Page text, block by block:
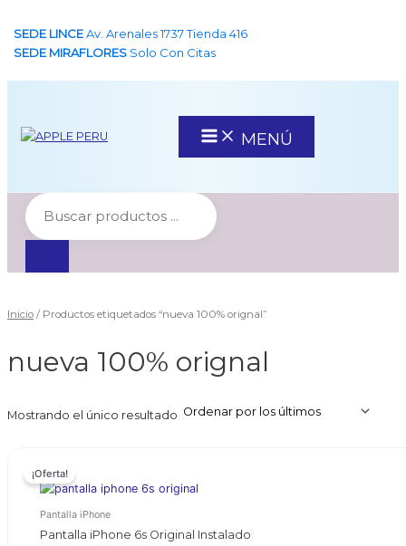
al
contenido
SEDE LINCEAv. Arenales 1737 Tienda 416
SEDE MIRAFLORES Solo Con Citas
Main
Menu
MENÚ
Inicio / Productos etiquetados “nueva 100% orignal”
nueva 100% orignal
Mostrando el único resultado
¡Oferta!
Pantalla iPhone
Pantalla iPhone 6s Original Instalado